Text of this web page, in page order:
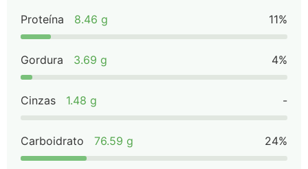
Proteína 8.46 g 11%
Gordura 3.69 g 4%
Cinzas 1.48 g -
Carboidrato 76.59 g 24%